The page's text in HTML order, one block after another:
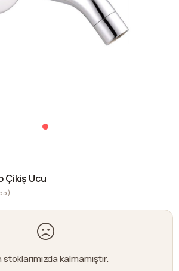
Çikiş Ucu
kalmamıştır.